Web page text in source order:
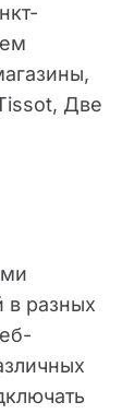
Две
в разных